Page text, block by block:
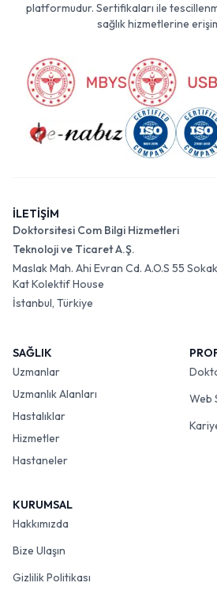
platformudur. Sertifikaları ile
sağlık hizmetlerine
İLETİŞİM
Doktorsitesi Com Bilgi Hizmetleri
Teknoloji ve Ticaret A.Ş.
Maslak Mah. Ahi Evran Cd. A.O.S 55
Kat Kolektif House
İstanbul, Türkiye
SAĞLIK
Uzmanlar
Uzmanlık Alanları
Hastalıklar
Hizmetler
Hastaneler
Web
KURUMSAL
Hakkımızda
Bize Ulaşın
Gizlilik Politikası